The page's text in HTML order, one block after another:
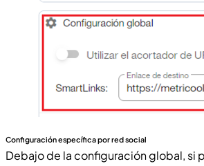
Configuración específica por red social
Debajo de la configuración global, si